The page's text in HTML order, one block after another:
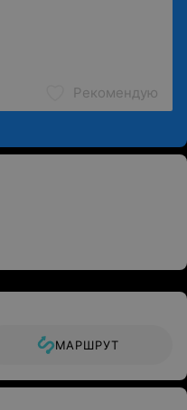
Рекомендую
МАРШРУТ